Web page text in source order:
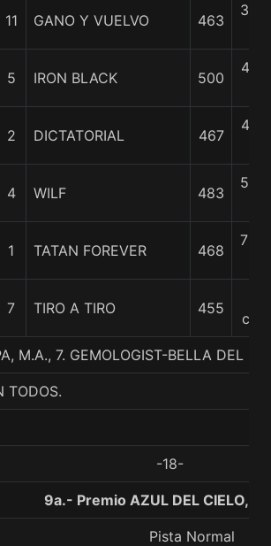
11 GANO Y VUELVO 463
3 3/
5 IRON BLACK 500
4 1/
2 DICTATORIAL 467
4 1/
4 WILF 483
5 3/
1 TATAN FOREVER 468
7 3/
7 TIRO A TIRO 455
M.A., 7. GEMOLOGIST-BELLA DEL
TODOS.
-18-
9a.- Premio AZUL DEL CIELO,
Pista Normal